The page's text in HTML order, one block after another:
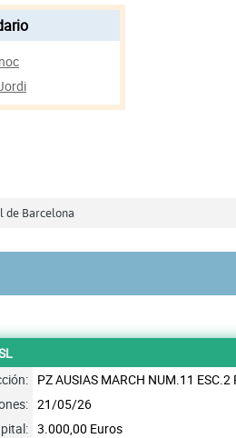
de Barcelona
PZ AUSIAS MARCH NUM.11
21/05/26
3.000,00 Euros